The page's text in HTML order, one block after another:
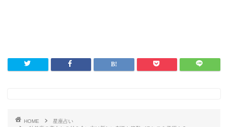
HOME
星座占い